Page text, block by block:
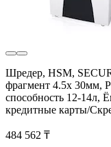
Шредер, HSM,
фрагмент 4.5x 30мм,
способность 12-14л,
кредитные карты/
484 562 ₸